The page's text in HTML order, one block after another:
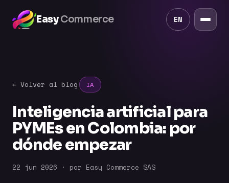
EasyCommerce EN
← Volver al blog IA
Inteligencia artificial para
PYMEs en Colombia: por
dónde empezar
22 jun 2026 · por Easy Commerce SAS